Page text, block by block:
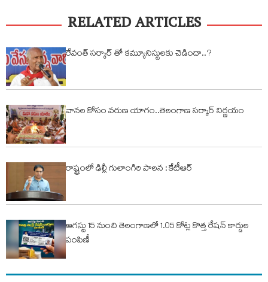
RELATED ARTICLES
రేవంత్ సర్కార్ తో కమ్యూనిస్టులకు చెడిందా..?
వానల కోసం వరుణ యాగం..తెలంగాణ సర్కార్ నిర్ణయం
రాష్ట్రంలో ఢిల్లీ గులాంగిరి పాలన : కేటీఆర్
ఆగస్టు 15 నుంచి తెలంగాణలో 1.05 కోట్ల కొత్త రేషన్ కార్డుల
పంపిణీ